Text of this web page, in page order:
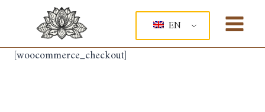
EN
[woocommerce_checkout]